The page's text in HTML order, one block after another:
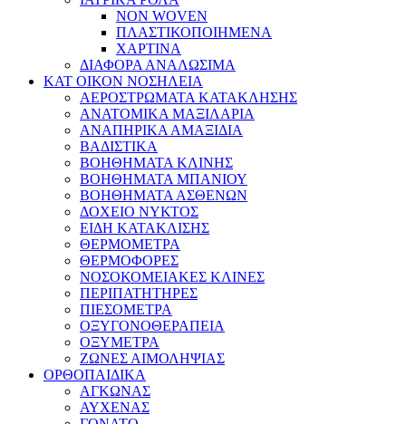
NON WOVEN
ΠΛΑΣΤΙΚΟΠΟΙΗΜΕΝΑ
ΧΑΡΤΙΝΑ
ΔΙΑΦΟΡΑ ΑΝΑΛΩΣΙΜΑ
ΚΑΤ ΟΙΚΟΝ ΝΟΣΗΛΕΙΑ
ΑΕΡΟΣΤΡΩΜΑΤΑ ΚΑΤΑΚΛΗΣΗΣ
ΑΝΑΤΟΜΙΚΑ ΜΑΞΙΛΑΡΙΑ
ΑΝΑΠΗΡΙΚΑ ΑΜΑΞΙΔΙΑ
ΒΑΔΙΣΤΙΚΑ
ΒΟΗΘΗΜΑΤΑ ΚΛΙΝΗΣ
ΒΟΗΘΗΜΑΤΑ ΜΠΑΝΙΟΥ
ΒΟΗΘΗΜΑΤΑ ΑΣΘΕΝΩΝ
ΔΟΧΕΙΟ ΝΥΚΤΟΣ
ΕΙΔΗ ΚΑΤΑΚΛΙΣΗΣ
ΘΕΡΜΟΜΕΤΡΑ
ΘΕΡΜΟΦΟΡΕΣ
ΝΟΣΟΚΟΜΕΙΑΚΕΣ ΚΛΙΝΕΣ
ΠΕΡΙΠΑΤΗΤΗΡΕΣ
ΠΙΕΣΟΜΕΤΡΑ
ΟΞΥΓΟΝΟΘΕΡΑΠΕΙΑ
ΟΞΥΜΕΤΡΑ
ΖΩΝΕΣ ΑΙΜΟΛΗΨΙΑΣ
ΟΡΘΟΠΑΙΔΙΚΑ
ΑΓΚΩΝΑΣ
ΑΥΧΕΝΑΣ